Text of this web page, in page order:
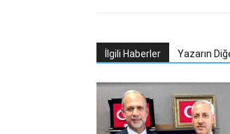
İlgili Haberler Yazarın